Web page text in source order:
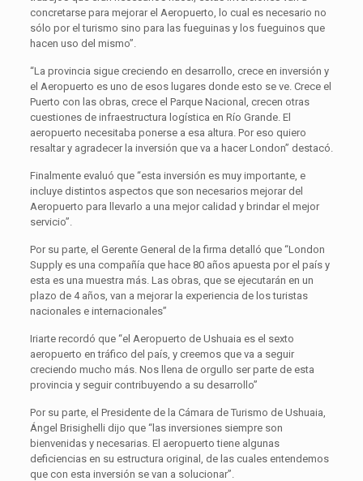
concretarse para mejorar el Aeropuerto, lo cual es necesario no
sólo por el turismo sino para las fueguinas y los fueguinos que
hacen uso del mismo”.
“La provincia sigue creciendo en desarrollo, crece en inversión y
el Aeropuerto es uno de esos lugares donde esto se ve. Crece el
Puerto con las obras, crece el Parque Nacional, crecen otras
cuestiones de infraestructura logística en Río Grande. El
aeropuerto necesitaba ponerse a esa altura. Por eso quiero
resaltar y agradecer la inversión que va a hacer London” destacó.
Finalmente evaluó que “esta inversión es muy importante, e
incluye distintos aspectos que son necesarios mejorar del
Aeropuerto para llevarlo a una mejor calidad y brindar el mejor
servicio”.
Por su parte, el Gerente General de la firma detalló que “London
Supply es una compañía que hace 80 años apuesta por el país y
esta es una muestra más. Las obras, que se ejecutarán en un
plazo de 4 años, van a mejorar la experiencia de los turistas
nacionales e internacionales”
Iriarte recordó que “el Aeropuerto de Ushuaia es el sexto
aeropuerto en tráfico del país, y creemos que va a seguir
creciendo mucho más. Nos llena de orgullo ser parte de esta
provincia y seguir contribuyendo a su desarrollo”
Por su parte, el Presidente de la Cámara de Turismo de Ushuaia,
Ángel Brisighelli dijo que “las inversiones siempre son
bienvenidas y necesarias. El aeropuerto tiene algunas
deficiencias en su estructura original, de las cuales entendemos
que con esta inversión se van a solucionar”.